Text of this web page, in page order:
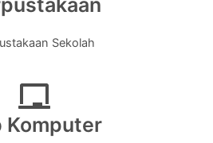
Sekolah
Komputer